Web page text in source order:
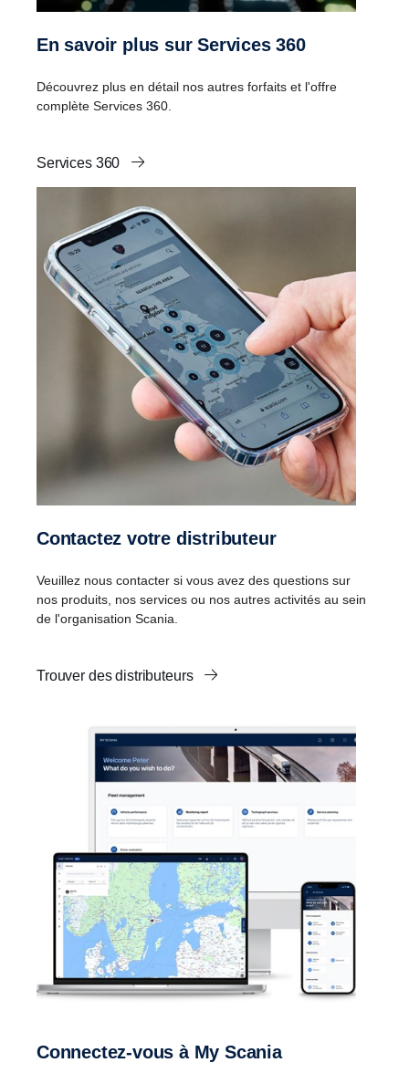
En savoir plus sur Services 360
Découvrez plus en détail nos autres forfaits et l'offre
complète Services 360.
Services 360
Contactez votre distributeur
Veuillez nous contacter si vous avez des questions sur
nos produits, nos services ou nos autres activités au sein
de l'organisation Scania.
Trouver des distributeurs
Connectez-vous à My Scania